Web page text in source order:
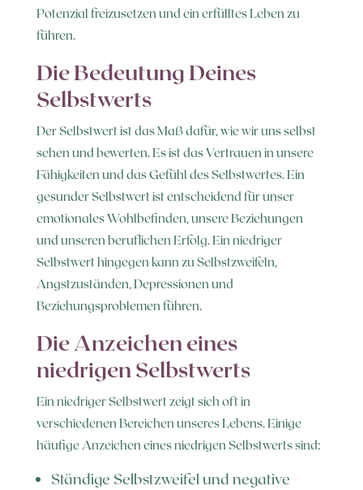
Potenzial freizusetzen und ein erfülltes Leben zu
führen.
Die Bedeutung Deines
Selbstwerts
Der Selbstwert ist das Maß dafür, wie wir uns selbst
sehen und bewerten. Es ist das Vertrauen in unsere
Fähigkeiten und das Gefühl des Selbstwertes. Ein
gesunder Selbstwert ist entscheidend für unser
emotionales Wohlbefinden, unsere Beziehungen
und unseren beruflichen Erfolg. Ein niedriger
Selbstwert hingegen kann zu Selbstzweifeln,
Angstzuständen, Depressionen und
Beziehungsproblemen führen.
Die Anzeichen eines
niedrigen Selbstwerts
Ein niedriger Selbstwert zeigt sich oft in
verschiedenen Bereichen unseres Lebens. Einige
häufige Anzeichen eines niedrigen Selbstwerts sind:
Ständige Selbstzweifel und negative